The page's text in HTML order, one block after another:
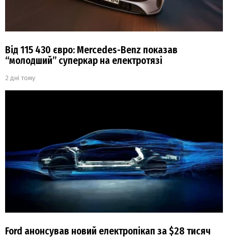
Від 115 430 євро: Mercedes-Benz показав
“молодший” суперкар на електротязі
2 дні тому
Ford анонсував новий електропікап за $28 тисяч